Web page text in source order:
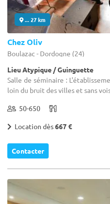
... 27 km
Chez Oliv
Boulazac - Dordogne (24)
Lieu Atypique / Guinguette
Salle de séminaire :
loin du bruit des villes et sans
50-650
Location dès667 €
Contacter